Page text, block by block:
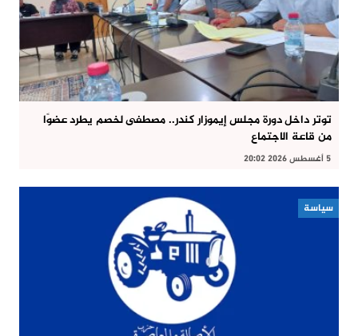
توتر داخل دورة مجلس إيموزار كندر.. مصطفى لخصم يطرد عضوًا
من قاعة الاجتماع
5 أغسطس 2026 20:02
سياسة